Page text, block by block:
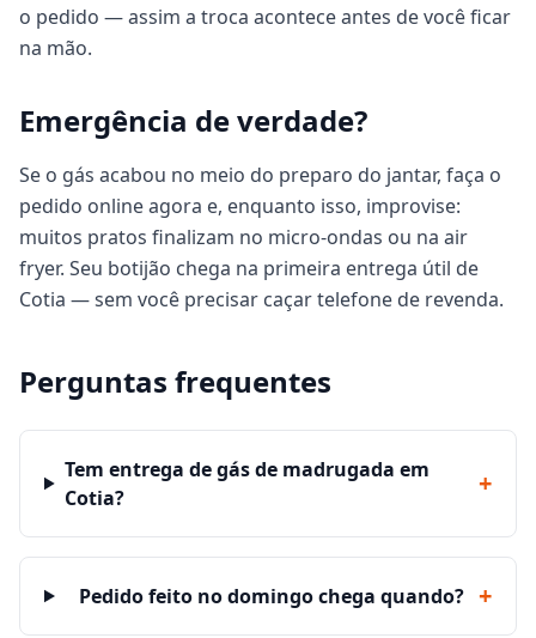
o pedido — assim a troca acontece antes de você ficar
na mão.
Emergência de verdade?
Se o gás acabou no meio do preparo do jantar, faça o
pedido online agora e, enquanto isso, improvise:
muitos pratos finalizam no micro-ondas ou na air
fryer. Seu botijão chega na primeira entrega útil de
Cotia — sem você precisar caçar telefone de revenda.
Perguntas frequentes
Tem entrega de gás de madrugada em
Cotia?
+
Pedido feito no domingo chega quando? +